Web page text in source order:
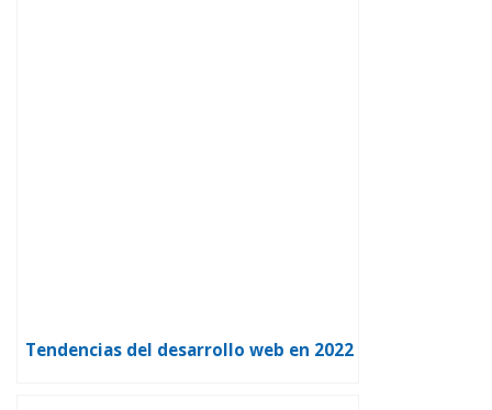
Tendencias del desarrollo web en 2022